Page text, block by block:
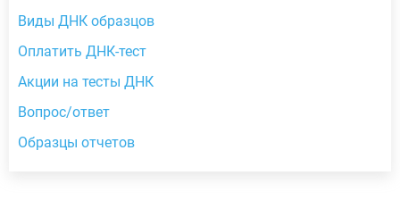
Виды ДНК образцов
Оплатить ДНК-тест
Акции на тесты ДНК
Вопрос/ответ
Образцы отчетов